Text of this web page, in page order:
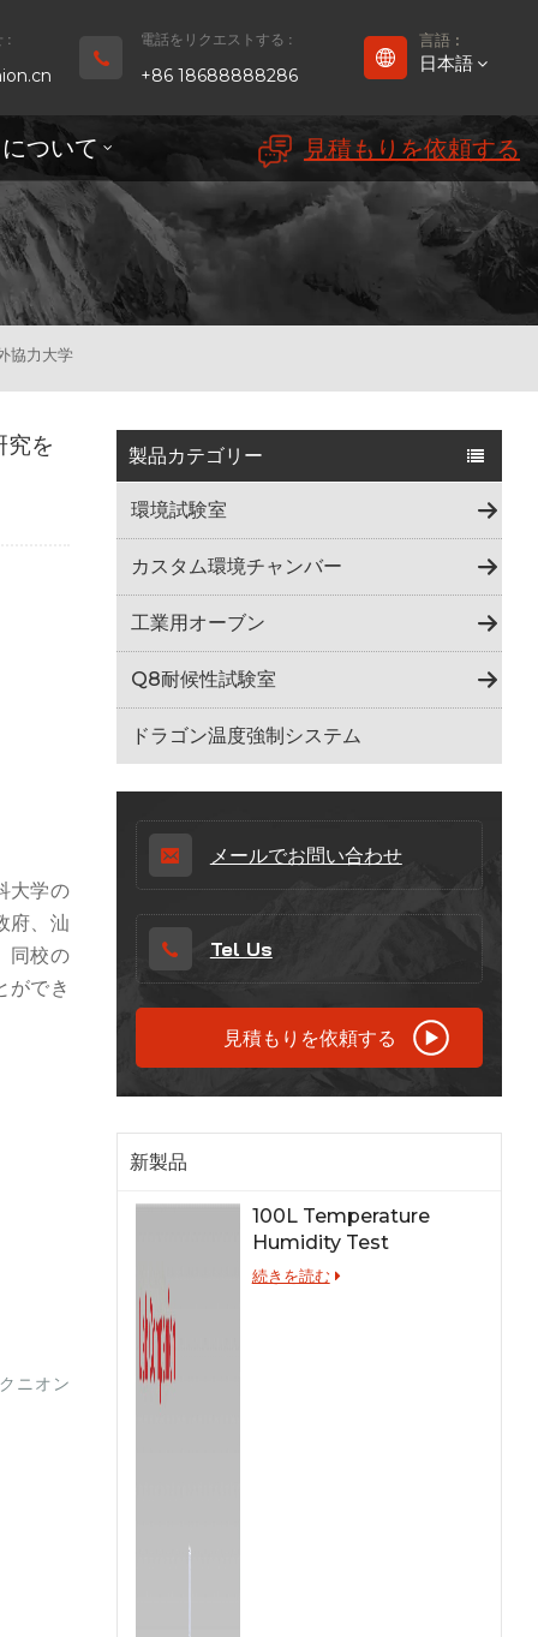
: 電話をリクエストする :
+86 18688888286
言語 :
日本語
Español
日本語
Tiếng Việt
中文
ついて 見積もりを依頼する
協力大学
製品カテゴリー
環境試験室
カスタム環境チャンバー
工業用オーブン
Q8耐候性試験室
ドラゴン温度強制システム
メールでお問い合わせ
Tel Us
見積もりを依頼する
新製品
100L Temperature
Humidity Test
Chamber for Lab
続きを読む
究を
大学の
府、汕
同校の
ができ
ニオン